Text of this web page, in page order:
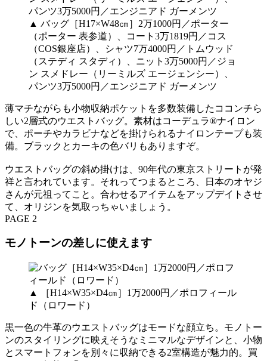
▲ バッグ［H17×W48㎝］2万1000円／ポーター
（ポーター 表参道）、コート3万1819円／コス
（COS銀座店）、シャツ7万4000円／トムウッド
（ステディ スタディ）、ニット3万5000円／ジョ
ン スメドレー（リーミルズ エージェンシー）、
パンツ3万5000円／エンジニアド ガーメンツ
薄マチながらも小物収納ポケットを多数装備したココンチら
しい2層式のウエストバッグ。素材はコーデュラ®ナイロン
で、ポーチやカラビナなどを掛けられるナイロンテープも装
備。ブラックとカーキの色バリもありますぞ。
ウエストバッグの斜め掛けは、90年代の東京ストリートが発
祥と言われています。それってつまるところ、日本のオヤジ
さんが元祖ってこと。合わせるアイテムをアップデイトさせ
て、オリジンを気取っちゃいましょう。
PAGE 2
モノトーンの差しに使えます
▲ ［H14×W35×D4㎝］1万2000円／ポロフィール
ド（ロワード）
黒一色の牛革のウエストバッグはモードな顔立ち。モノトー
ンのスタイリングに映えそうなミニマルなデザインと、小物
とスマートフォンを別々に収納できる2室構造が魅力的。買